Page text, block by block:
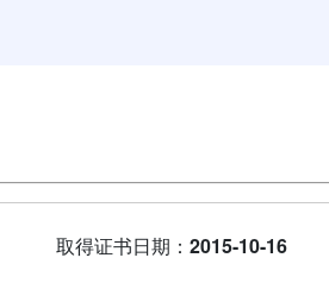
取得证书日期：2015-10-16